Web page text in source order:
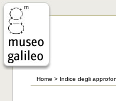
Home > Indice degli